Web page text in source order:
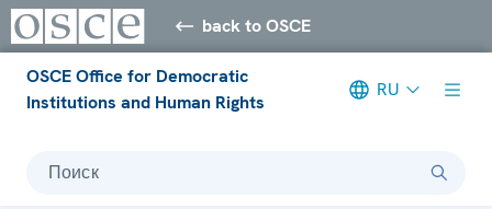
back to OSCE
OSCE Office for Democratic
Institutions and Human Rights
RU
Поиск